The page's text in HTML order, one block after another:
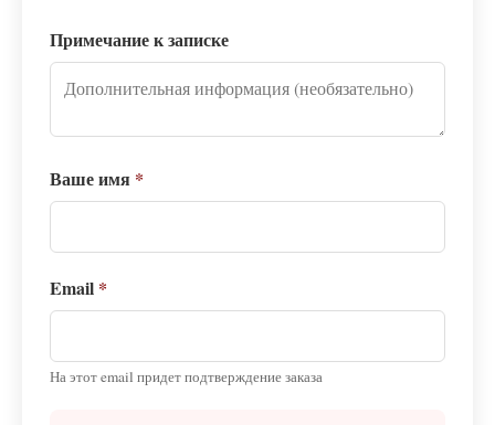
Примечание к записке
Ваше имя *
Email *
На этот email придет подтверждение заказа